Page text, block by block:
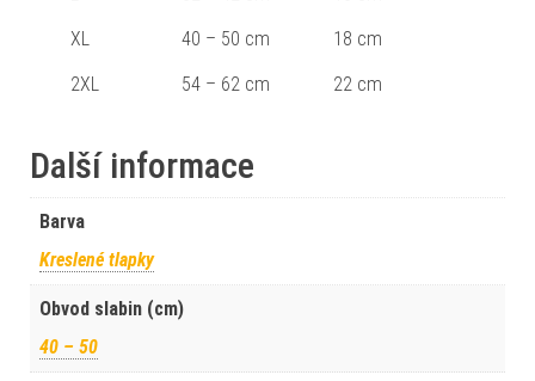
XL
40 – 50 cm
18 cm
2XL
54 – 62 cm 22 cm
Další informace
Barva
Kreslené tlapky
Obvod slabin (cm)
40 – 50